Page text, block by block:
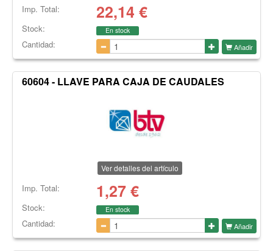
Imp. Total: 22,14 €
Stock: En stock
Cantidad: Añadir
60604 - LLAVE PARA CAJA DE CAUDALES
Ver detalles del artículo
Imp. Total: 1,27€
Stock: En stock
Cantidad: Añadir